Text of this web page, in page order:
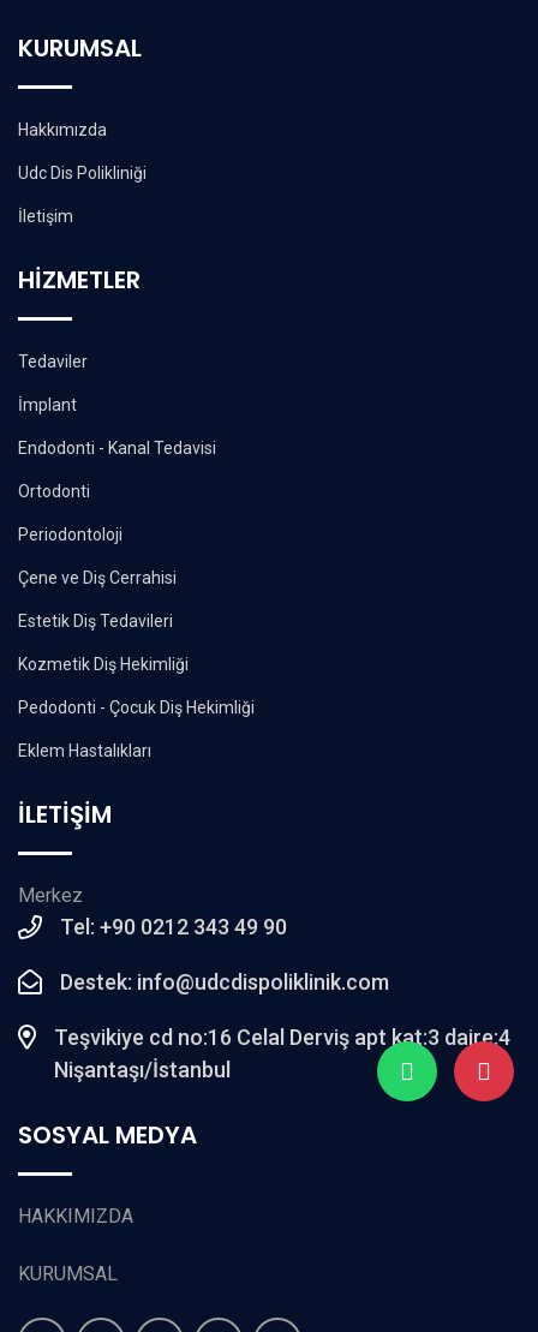
KURUMSAL
Hakkımızda
Udc Dis Polikliniği
İletişim
HİZMETLER
Tedaviler
İmplant
Endodonti - Kanal Tedavisi
Ortodonti
Periodontoloji
Çene ve Diş Cerrahisi
Estetik Diş Tedavileri
Kozmetik Diş Hekimliği
Pedodonti - Çocuk Diş Hekimliği
Eklem Hastalıkları
İLETİŞİM
Merkez
Tel: +90 0212 343 49 90
Destek: info@udcdispoliklinik.com
Teşvikiye cd no:16 Celal Derviş apt kat:3 daire:4
Nişantaşı/İstanbul
SOSYAL MEDYA
HAKKIMIZDA
KURUMSAL